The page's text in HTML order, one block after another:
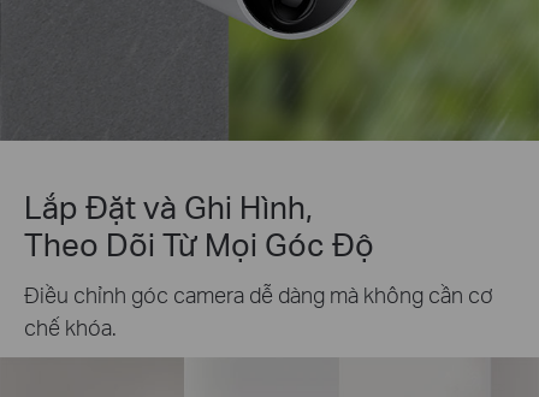
Lắp Đặt và Ghi Hình,
Theo Dõi Từ Mọi Góc Độ
Điều chỉnh góc camera dễ dàng mà không cần cơ
chế khóa.